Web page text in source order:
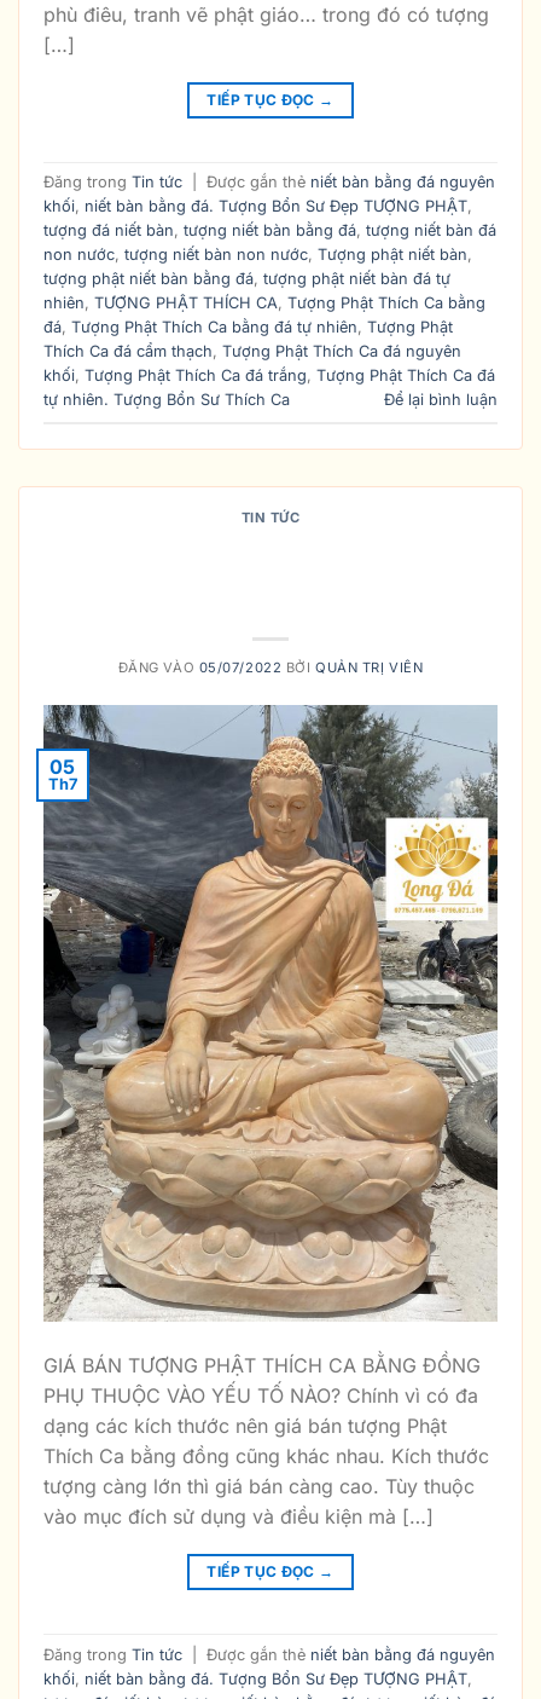
phù điêu, tranh vẽ phật giáo… trong đó có tượng
[…]
TIẾP TỤC ĐỌC →
Đăng trong Tin tức Được gắn thẻ niết bàn bằng đá nguyên
khối, niết bàn bằng đá. Tượng Bổn Sư Đẹp TƯỢNG PHẬT,
tượng đá niết bàn, tượng niết bàn bằng đá, tượng niết bàn đá
non nước, tượng niết bàn non nước, Tượng phật niết bàn,
tượng phật niết bàn bằng đá, tượng phật niết bàn đá tự
nhiên, TƯỢNG PHẬT THÍCH CA, Tượng Phật Thích Ca bằng
đá, Tượng Phật Thích Ca bằng đá tự nhiên, Tượng Phật
Thích Ca đá cẩm thạch, Tượng Phật Thích Ca đá nguyên
khối, Tượng Phật Thích Ca đá trắng, Tượng Phật Thích Ca đá
tự nhiên. Tượng Bổn Sư Thích Ca
Để lại bình luận
TIN TỨC
ĐĂNG VÀO 05/07/2022 BỞIQUẢN TRỊ VIÊN
05
Th7
GIÁ BÁN TƯỢNG PHẬT THÍCH CA BẰNG ĐỒNG
PHỤ THUỘC VÀO YẾU TỐ NÀO? Chính vì có đa
dạng các kích thước nên giá bán tượng Phật
Thích Ca bằng đồng cũng khác nhau. Kích thước
tượng càng lớn thì giá bán càng cao. Tùy thuộc
vào mục đích sử dụng và điều kiện mà […]
TIẾP TỤC ĐỌC →
Đăng trong Tin tức Được gắn thẻ niết bàn bằng đá nguyên
khối, niết bàn bằng đá. Tượng Bổn Sư Đẹp TƯỢNG PHẬT,